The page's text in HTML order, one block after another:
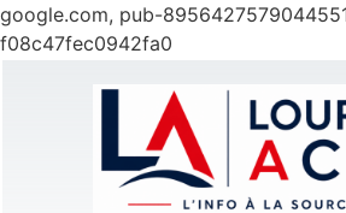
google.com, pub-
f08c47fec0942fa0